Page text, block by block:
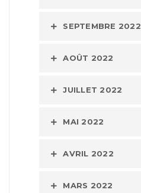
SEPTEMBRE 2022
AOÛT 2022
JUILLET 2022
MAI 2022
AVRIL 2022
MARS 2022